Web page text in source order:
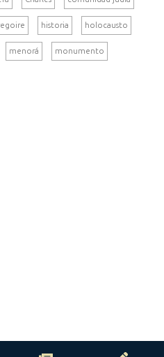
historia holocausto
menorá monumento